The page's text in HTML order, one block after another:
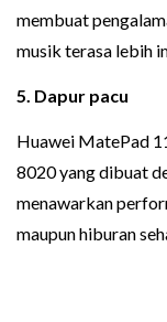
membuat
musik terasa lebih
5. Dapur pacu
Huawei MatePad
8020 yang dibuat
menawarkan
maupun hiburan